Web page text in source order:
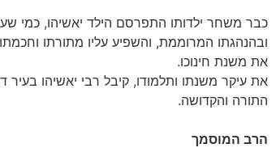
כבר משחר ילדותו התפרסם הילד יאשיהו, כמי
ובהנהגתו המרוממת, והשפיע עליו מתורתו
את משנת חינוכו.
את עיקר משנתו ותלמודו, קיבל רבי יאשיהו
התורה והקדושה.
הרב המוסמך